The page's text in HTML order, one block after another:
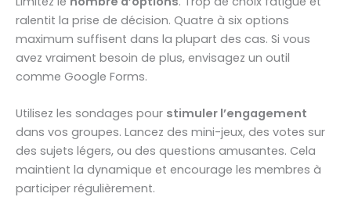
ralentit la prise de décision. Quatre à six options
maximum suffisent dans la plupart des cas. Si vous
avez vraiment besoin de plus, envisagez un outil
comme Google Forms.
Utilisez les sondages pour stimuler l’engagement
dans vos groupes. Lancez des mini-jeux, des votes sur
des sujets légers, ou des questions amusantes. Cela
maintient la dynamique et encourage les membres à
participer régulièrement.